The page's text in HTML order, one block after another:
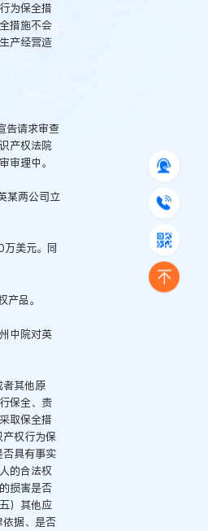
为保全措
措施不会
产经营造
告请求审查
产权法院
审理中。
某两公司立
美元。同
品。
中院对英
者其他原
保全、责
取保全措
产权行为保
具有事实
的合法权
损害是否
）其他应
据、是否